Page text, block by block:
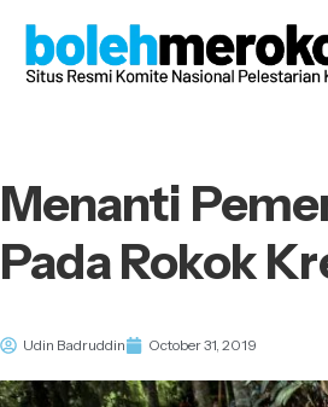
Menanti
Pada Rokok
Udin Badruddin October 31, 2019